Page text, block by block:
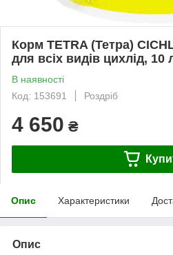
Корм TETRA (Тетра)
для всіх видів цихлід, 10
В наявності
Код: 153691
Роздріб
4 650 ₴
Опис Характеристики
Опис